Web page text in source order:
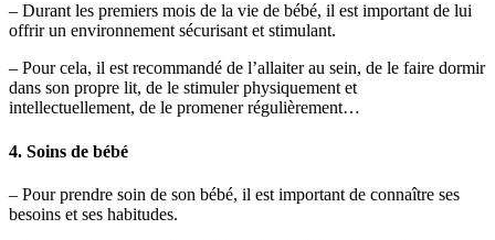
– Durant les premiers mois de la vie de bébé, il est important de lui
offrir un environnement sécurisant et stimulant.
– Pour cela, il est recommandé de l’allaiter au sein, de le faire dormir
dans son propre lit, de le stimuler physiquement et
intellectuellement, de le promener régulièrement…
4. Soins de bébé
– Pour prendre soin de son bébé, il est important de connaître ses
besoins et ses habitudes.